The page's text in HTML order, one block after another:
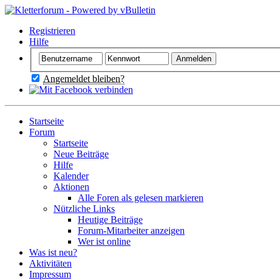
Registrieren
Hilfe
Angemeldet bleiben?
Startseite
Forum
Startseite
Neue Beiträge
Hilfe
Kalender
Aktionen
Alle Foren als gelesen markieren
Nützliche Links
Heutige Beiträge
Forum-Mitarbeiter anzeigen
Wer ist online
Was ist neu?
Aktivitäten
Impressum